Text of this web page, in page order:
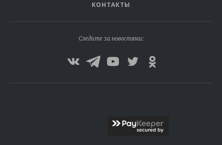
КОНТАКТЫ
Следите за новостями: